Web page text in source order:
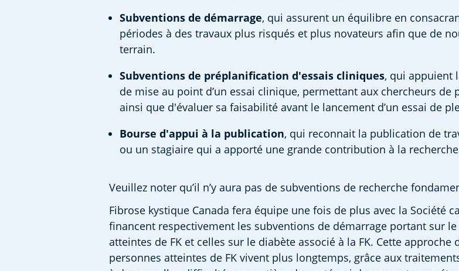
Subventions de démarrage, qui assurent un équilibre en
périodes à des travaux plus risqués et plus novateurs afin que de
terrain.
Subventions de préplanification d'essais cliniques, qui appuient
de mise au point d’un essai clinique, permettant aux chercheurs de
ainsi que d'évaluer sa faisabilité avant le lancement d’un essai de
Bourse d'appui à la publication, qui reconnait la publication de
ou un stagiaire qui a apporté une grande contribution à la
Veuillez noter qu’il n’y aura pas de subventions de recherche
Fibrose kystique Canada fera équipe une fois de plus avec la Société
financent respectivement les subventions de démarrage portant sur
atteintes de FK et celles sur le diabète associé à la FK. Cette
personnes atteintes de FK vivent plus longtemps, grâce aux